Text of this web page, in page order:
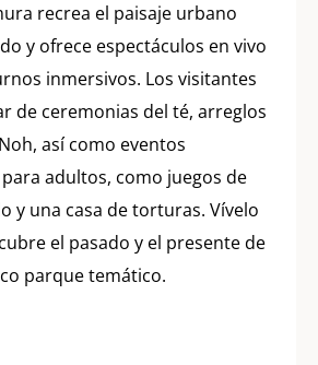
recrea el paisaje urbano
y ofrece espectáculos en vivo
inmersivos. Los visitantes
de ceremonias del té, arreglos
así como eventos
adultos, como juegos de
y una casa de torturas. Vívelo
el pasado y el presente de
parque temático.